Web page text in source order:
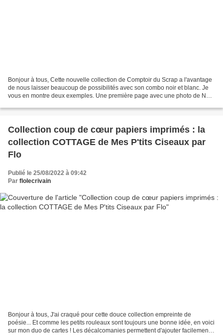
Bonjour à tous, Cette nouvelle collection de Comptoir du Scrap a l'avantage
de nous laisser beaucoup de possibilités avec son combo noir et blanc. Je
vous en montre deux exemples. Une première page avec une photo de New
Collection coup de cœur papiers imprimés : la
collection COTTAGE de Mes P'tits Ciseaux par
Flo
Publié le 25/08/2022 à 09:42
Par flolecrivain
Bonjour à tous, J'ai craqué pour cette douce collection empreinte de
poésie... Et comme les petits rouleaux sont toujours une bonne idée, en voici
sur mon duo de cartes ! Les décalcomanies permettent d'ajouter facilement